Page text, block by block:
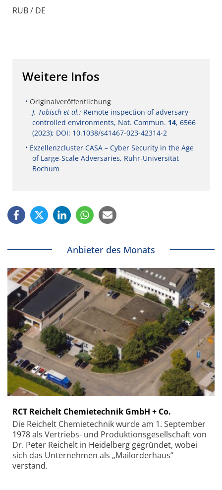
RUB / DE
Weitere Infos
Originalveröffentlichung
J. Tobisch et al.: Remote inspection of adversary-
controlled environments, Nat. Commun. 14, 6566
(2023); DOI: 10.1038/s41467-023-42314-2
Exzellenzcluster CASA – Cyber Security in the Age
of Large-Scale Adversaries, Ruhr-Universität
Bochum
Anbieter des Monats
RCT Reichelt Chemietechnik GmbH + Co.
Die Reichelt Chemietechnik wurde am 1. September
1978 als Vertriebs- und Produktionsgesellschaft von
Dr. Peter Reichelt in Heidelberg gegründet, wobei
sich das Unternehmen als „Mailorderhaus“
verstand.